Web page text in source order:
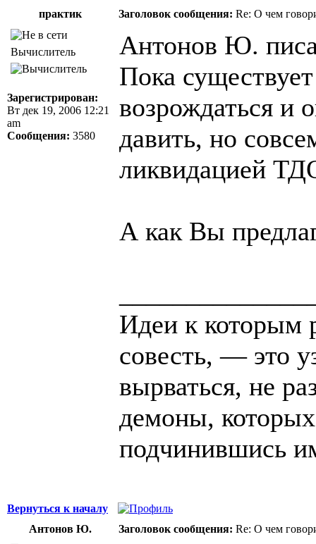
практик
Заголовок сообщения: Re: О чем
Вычислитель
Зарегистрирован:
Вт дек 19, 2006 12:21
am
Сообщения: 3580
Антонов Ю.
Пока
возрождаться и
давить, но
ликвидацией
А как Вы
Идеи к которым
совесть, — это
вырваться, не
демоны,
подчинившись
Вернуться к началу
Антонов Ю.
Заголовок сообщения: Re: О чем